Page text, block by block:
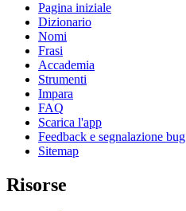
Pagina iniziale
Dizionario
Nomi
Frasi
Accademia
Strumenti
Impara
FAQ
Scarica l'app
Feedback e segnalazione bug
Sitemap
Risorse